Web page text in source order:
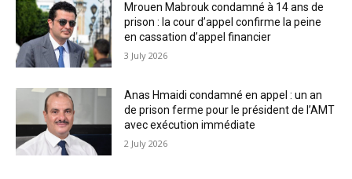
Mrouen Mabrouk condamné à 14 ans de
prison : la cour d’appel confirme la peine
en cassation d’appel financier
3 July 2026
Anas Hmaidi condamné en appel : un an
de prison ferme pour le président de l’AMT
avec exécution immédiate
2 July 2026